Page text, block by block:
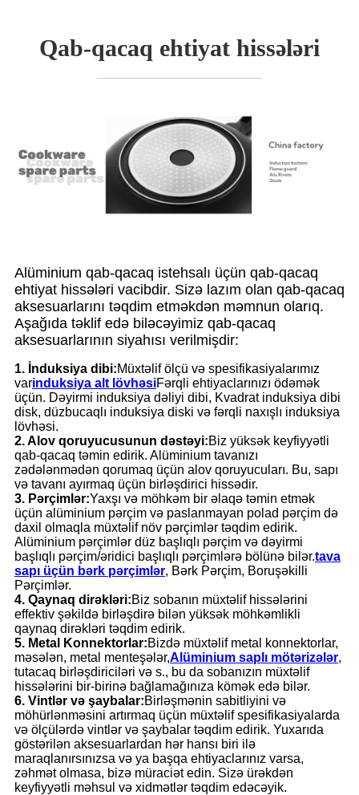
Qab-qacaq ehtiyat hissələri
Alüminium qab-qacaq istehsalı üçün qab-qacaq
ehtiyat hissələri vacibdir. Sizə lazım olan qab-qacaq
aksesuarlarını təqdim etməkdən məmnun olarıq.
Aşağıda təklif edə biləcəyimiz qab-qacaq
aksesuarlarının siyahısı verilmişdir:
1. İnduksiya dibi:Müxtəlif ölçü və spesifikasiyalarımız
varinduksiya alt lövhəsiFərqli ehtiyaclarınızı ödəmək
üçün. Dəyirmi induksiya dəliyi dibi, Kvadrat induksiya dibi
disk, düzbucaqlı induksiya diski və fərqli naxışlı induksiya
lövhəsi.
2. Alov qoruyucusunun dəstəyi:Biz yüksək keyfiyyətli
qab-qacaq təmin edirik. Alüminium tavanızı
zədələnmədən qorumaq üçün alov qoruyucuları. Bu, sapı
və tavanı ayırmaq üçün birləşdirici hissədir.
3. Pərçimlər:Yaxşı və möhkəm bir əlaqə təmin etmək
üçün alüminium pərçim və paslanmayan polad pərçim də
daxil olmaqla müxtəlif növ pərçimlər təqdim edirik.
Alüminium pərçimlər düz başlıqlı pərçim və dəyirmi
başlıqlı pərçim/əridici başlıqlı pərçimlərə bölünə bilər.tava
sapı üçün bərk pərçimlər, Bərk Pərçim, Boruşəkilli
Pərçimlər.
4. Qaynaq dirəkləri:Biz sobanın müxtəlif hissələrini
effektiv şəkildə birləşdirə bilən yüksək möhkəmlikli
qaynaq dirəkləri təqdim edirik.
5. Metal Konnektorlar:Bizdə müxtəlif metal konnektorlar,
məsələn, metal menteşələr,Alüminium saplı mötərizələr,
tutacaq birləşdiriciləri və s., bu da sobanızın müxtəlif
hissələrini bir-birinə bağlamağınıza kömək edə bilər.
6. Vintlər və şaybalar:Birləşmənin sabitliyini və
möhürlənməsini artırmaq üçün müxtəlif spesifikasiyalarda
və ölçülərdə vintlər və şaybalar təqdim edirik. Yuxarıda
göstərilən aksesuarlardan hər hansı biri ilə
maraqlanırsınızsa və ya başqa ehtiyaclarınız varsa,
zəhmət olmasa, bizə müraciət edin. Sizə ürəkdən
keyfiyyətli məhsul və xidmətlər təqdim edəcəyik.